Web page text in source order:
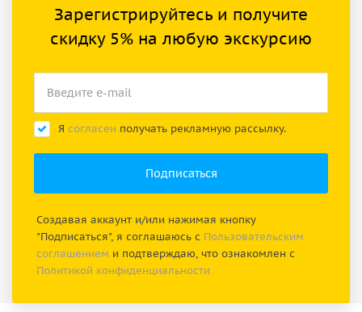
Зарегистрируйтесь и получите
скидку 5% на любую экскурсию
Я согласен получать рекламную рассылку.
Создавая аккаунт и/или нажимая кнопку
"Подписаться", я соглашаюсь с Пользовательским
соглашением и подтверждаю, что ознакомлен с
Политикой конфиденциальности